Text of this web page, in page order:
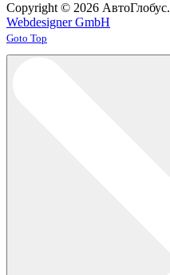
Copyright © 2026 АвтоГлобус.
Webdesigner GmbH
Joomla! 3 Templates
Goto Top